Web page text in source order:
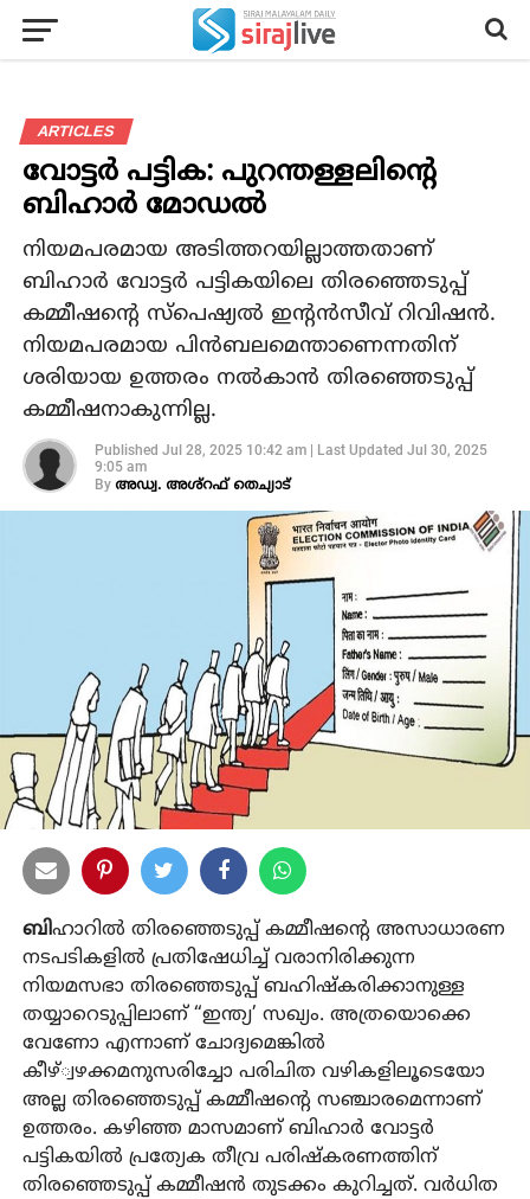
ARTICLES
വോട്ടർ പട്ടിക: പുറന്തള്ളലിന്റെ
ബിഹാര്‍ മോഡല്‍
നിയമപരമായ അടിത്തറയില്ലാത്തതാണ്
ബിഹാര്‍ വോട്ടര്‍ പട്ടികയിലെ തിരഞ്ഞെടുപ്പ്
കമ്മീഷന്റെ സ്‌പെഷ്യല്‍ ഇന്റന്‍സീവ് റിവിഷന്‍.
നിയമപരമായ പിന്‍ബലമെന്താണെന്നതിന്
ശരിയായ ഉത്തരം നല്‍കാന്‍ തിരഞ്ഞെടുപ്പ്
കമ്മീഷനാകുന്നില്ല.
Published Jul 28, 2025 10:42 am| Last Updated Jul 30, 2025
9:05 am
By അഡ്വ. അശ്‌റഫ് തെച്യാട്
ബിഹാറില്‍ തിരഞ്ഞെടുപ്പ് കമ്മീഷന്റെ അസാധാരണ
നടപടികളില്‍ പ്രതിഷേധിച്ച് വരാനിരിക്കുന്ന
നിയമസഭാ തിരഞ്ഞെടുപ്പ് ബഹിഷ്‌കരിക്കാനുള്ള
തയ്യാറെടുപ്പിലാണ് “ഇന്ത്യ’ സഖ്യം. അത്രയൊക്കെ
വേണോ എന്നാണ് ചോദ്യമെങ്കില്‍
കീഴ്്വഴക്കമനുസരിച്ചോ പരിചിത വഴികളിലൂടെയോ
അല്ല തിരഞ്ഞെടുപ്പ് കമ്മീഷന്റെ സഞ്ചാരമെന്നാണ്
ഉത്തരം. കഴിഞ്ഞ മാസമാണ് ബിഹാര്‍ വോട്ടര്‍
പട്ടികയില്‍ പ്രത്യേക തീവ്ര പരിഷ്‌കരണത്തിന്
തിരഞ്ഞെടുപ്പ് കമ്മീഷന്‍ തുടക്കം കുറിച്ചത്. വര്‍ധിത